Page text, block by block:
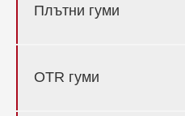
Плътни гуми
OTR гуми